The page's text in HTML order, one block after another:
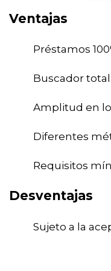
Ventajas
Préstamos
Buscador
Amplitud en
Diferentes
Requisitos
Desventajas
Sujeto a la